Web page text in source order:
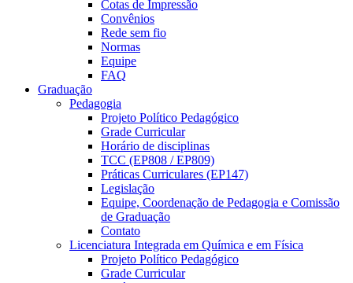
Cotas de Impressão
Convênios
Rede sem fio
Normas
Equipe
FAQ
Graduação
Pedagogia
Projeto Político Pedagógico
Grade Curricular
Horário de disciplinas
TCC (EP808 / EP809)
Práticas Curriculares (EP147)
Legislação
Equipe, Coordenação de Pedagogia e Comissão
de Graduação
Contato
Licenciatura Integrada em Química e em Física
Projeto Político Pedagógico
Grade Curricular